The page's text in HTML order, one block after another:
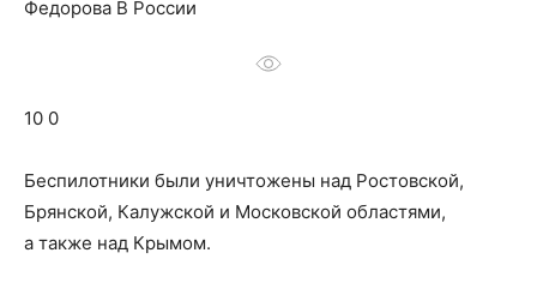
о
нем
Федорова В России
10 0
Беспилотники были уничтожены над Ростовской,
Брянской, Калужской и Московской областями,
а также над Крымом.